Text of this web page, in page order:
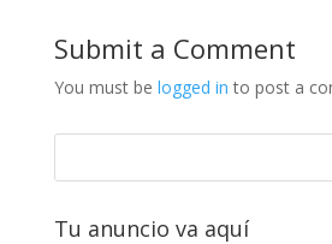
Submit a Comment
You must be logged in to post a
Tu anuncio va aquí